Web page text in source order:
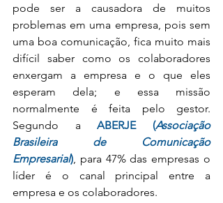
pode ser a causadora de muitos
problemas em uma empresa, pois sem
uma boa comunicação, fica muito mais
difícil saber como os colaboradores
enxergam a empresa e o que eles
esperam dela; e essa missão
normalmente é feita pelo gestor.
Segundo a ABERJE (Associação
Brasileira de Comunicação
Empresarial) , para 47% das empresas o
líder é o canal principal entre a
empresa e os colaboradores.